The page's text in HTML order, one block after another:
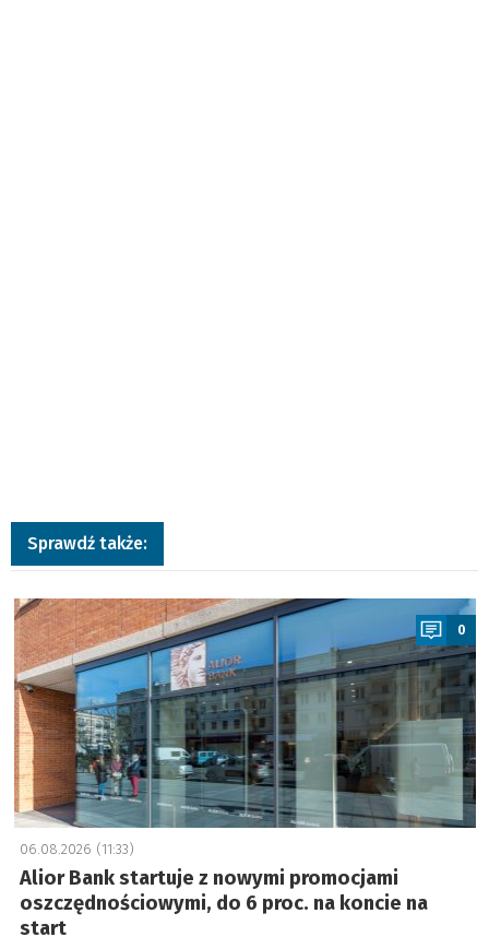
Sprawdź także:
a
0
06.08.2026 (11:33)
Alior Bank startuje z nowymi promocjami
oszczędnościowymi, do 6 proc. na koncie na
start